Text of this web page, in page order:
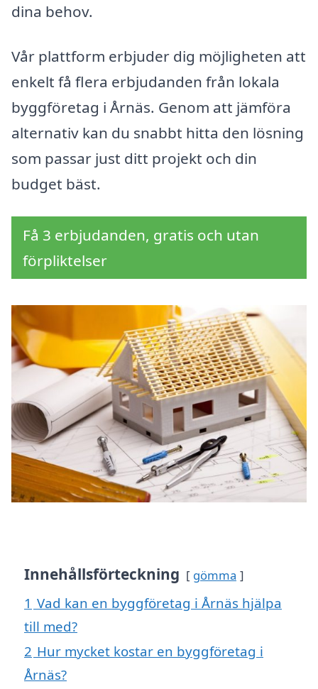
dina behov.
Vår plattform erbjuder dig möjligheten att
enkelt få flera erbjudanden från lokala
byggföretag i Årnäs. Genom att jämföra
alternativ kan du snabbt hitta den lösning
som passar just ditt projekt och din
budget bäst.
Få 3 erbjudanden, gratis och utan
förpliktelser
Innehållsförteckning gömma
1 Vad kan en byggföretag i Årnäs hjälpa
till med?
2 Hur mycket kostar en byggföretag i
Årnäs?